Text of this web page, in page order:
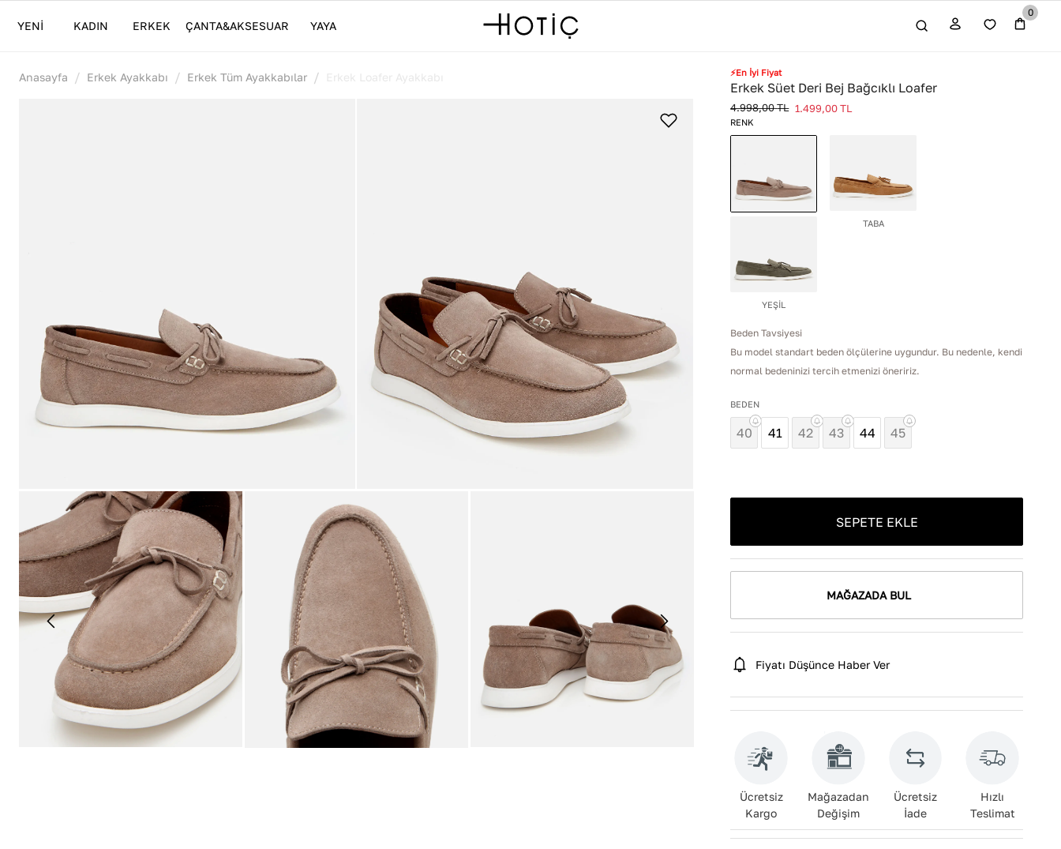
YENİ KADIN ERKEK ÇANTA&AKSESUAR YAYA
0
Anasayfa / Erkek Ayakkabı / Erkek Tüm Ayakkabılar / Erkek Loafer Ayakkabı ⚡En İyi Fiyat
Erkek Süet Deri Bej Bağcıklı Loafer
4.998,00TL 1.499,00 TL
RENK
TABA
YEŞİL
Beden Tavsiyesi
Bu model standart beden ölçülerine uygundur. Bu nedenle, kendi
normal bedeninizi tercih etmenizi öneririz.
BEDEN
40 41 42 43 44 45
SEPETE EKLE
MAĞAZADA BUL
Fiyatı Düşünce Haber Ver
Ücretsiz
Kargo
Mağazadan
Değişim
Ücretsiz
İade
Hızlı
Teslimat